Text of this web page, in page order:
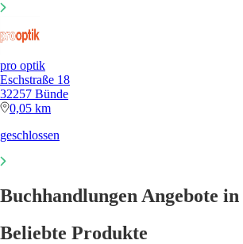
pro optik
Eschstraße 18
32257 Bünde
0,05 km
geschlossen
Buchhandlungen Angebote in
Beliebte Produkte